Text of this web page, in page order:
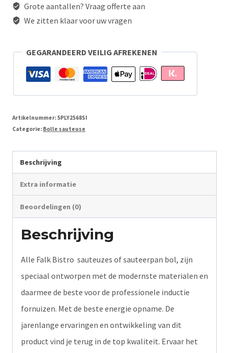
Grote aantallen? Vraag offerte aan
We zitten klaar voor uw vragen
GEGARANDEERD VEILIG AFREKENEN
Artikelnummer:5PLY2568SI
Categorie: Bolle sauteuse
Beschrijving
Extra informatie
Beoordelingen (0)
Beschrijving
Alle Falk Bistro sauteuzes of sauteerpan bol, zijn
speciaal ontworpen met de modernste materialen en
daarmee de beste voor de professionele inductie
fornuizen. Met de beste energie opname. De
jarenlange ervaringen en ontwikkeling van dit
product vind je terug in de top kwaliteit. Ervaar het